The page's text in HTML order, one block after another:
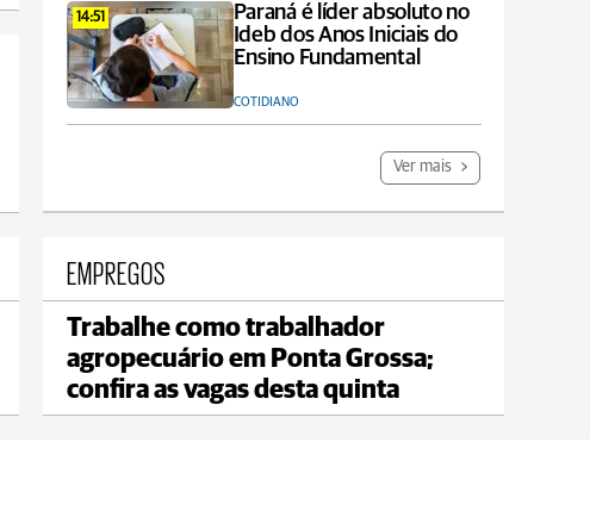
14:51
Paraná é líder absoluto no
Ideb dos Anos Iniciais do
Ensino Fundamental
COTIDIANO
Ver mais
Carambeí
max 21°C min 18°C
EMPREGOS
Trabalhe como trabalhador
agropecuário em Ponta Grossa;
confira as vagas desta quinta